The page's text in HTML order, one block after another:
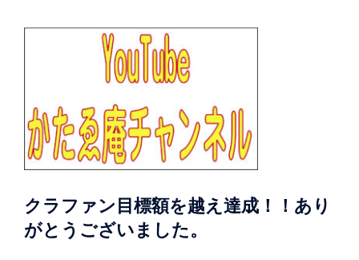
クラファン目標額を越え達成！！あり
がとうございました。